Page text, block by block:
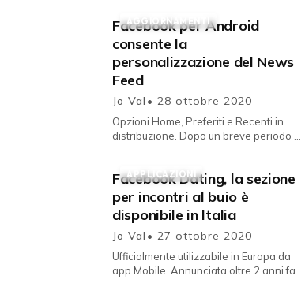
AGGIORNAMENTI
Facebook per Android
consente la
personalizzazione del News
Feed
Jo Val• 28 ottobre 2020
Opzioni Home, Preferiti e Recenti in
distribuzione. Dopo un breve periodo di
APPLICAZIONI
Facebook Dating, la sezione
per incontri al buio è
disponibile in Italia
Jo Val• 27 ottobre 2020
Ufficialmente utilizzabile in Europa da
app Mobile. Annunciata oltre 2 anni fa e